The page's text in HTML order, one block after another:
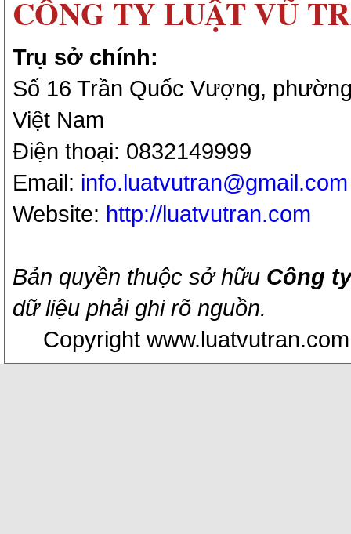
CÔNG TY LUẬT VŨ
Trụ sở chính:
Số 16 Trần Quốc Vượng,
Việt Nam
Điện thoại: 0832149999
Email: info.luatvutran@gmail.com
Website: http://luatvutran.com
Bản quyền thuộc sở hữu Công
dữ liệu phải ghi rõ nguồn.
Copyright